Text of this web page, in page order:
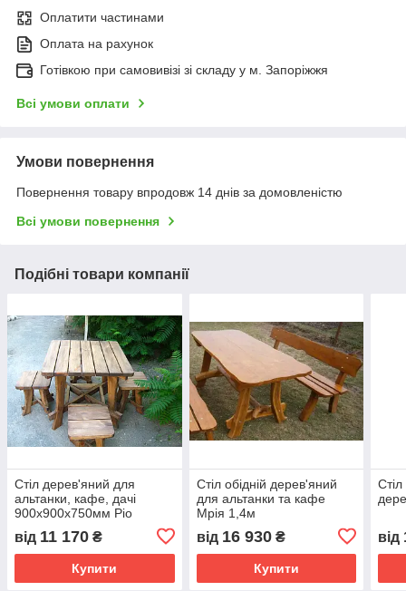
Оплатити частинами
Оплата на рахунок
Готівкою при самовивізі зі складу у м. Запоріжжя
Всі умови оплати
Умови повернення
Повернення товару впродовж 14 днів за домовленістю
Всі умови повернення
Подібні товари компанії
Стіл дерев'яний для
альтанки, кафе, дачі
900х900х750мм Ріо
від 11 170 ₴
Купити
Стіл обідній дерев'яний
для альтанки та кафе
Мрія 1,4м
від 16 930₴
Купити
Стіл
від